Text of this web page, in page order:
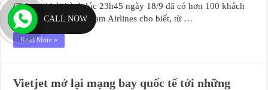
(Tokyo) khởi hành lúc 23h45 ngày 18/9 đã có hơn 100 khách
đặt vé. Đại diện Vietnam Airlines cho biết, từ …
Read More »
Vietjet mở lại mạng bay quốc tế tới những
CALL NOW